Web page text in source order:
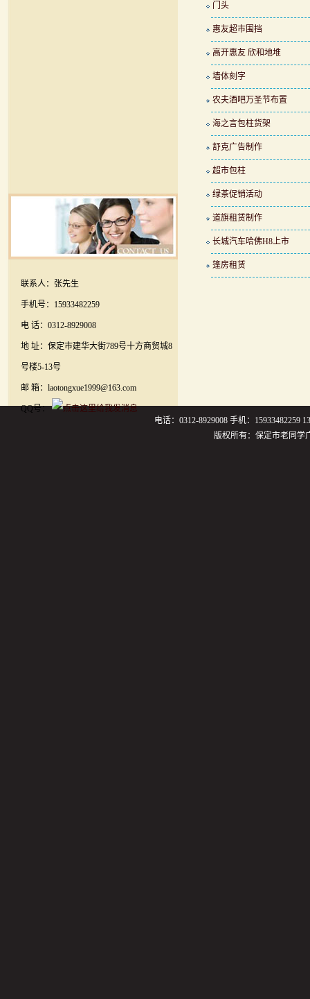
联系人：张先生
手机号：15933482259
电 话：0312-8929008
地 址：保定市建华大街789号十方商贸城8
号楼5-13号
邮 箱：laotongxue1999@163.com
QQ号：
门头
惠友超市围挡
高开惠友 欣和地堆
墙体刻字
农夫酒吧万圣节布置
海之言包柱货架
舒克广告制作
超市包柱
绿茶促销活动
道旗租赁制作
长城汽车哈佛H8上市
篷房租赁
电话：0312-8929008 手机：15933482259
版权所有：保定市老同学